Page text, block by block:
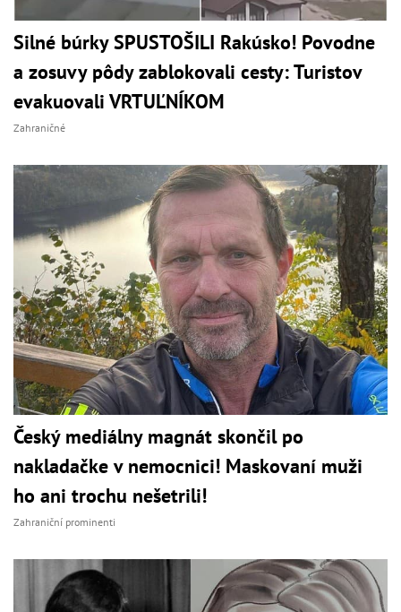
Silné búrky SPUSTOŠILI Rakúsko! Povodne
a zosuvy pôdy zablokovali cesty: Turistov
evakuovali VRTUĽNÍKOM
Zahraničné
Český mediálny magnát skončil po
nakladačke v nemocnici! Maskovaní muži
ho ani trochu nešetrili!
Zahraniční prominenti